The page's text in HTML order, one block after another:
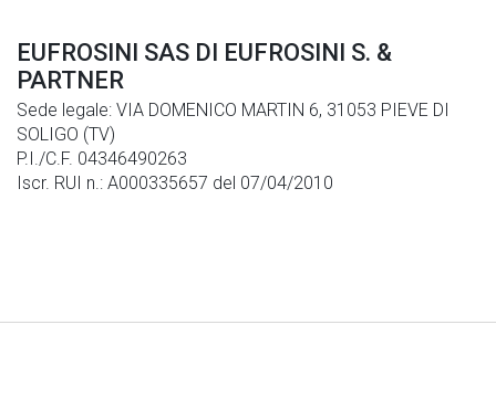
EUFROSINI SAS DI EUFROSINI S. &
PARTNER
Sede legale: VIA DOMENICO MARTIN 6, 31053 PIEVE DI
SOLIGO (TV)
P.I./C.F. 04346490263
Iscr. RUI n.: A000335657 del 07/04/2010